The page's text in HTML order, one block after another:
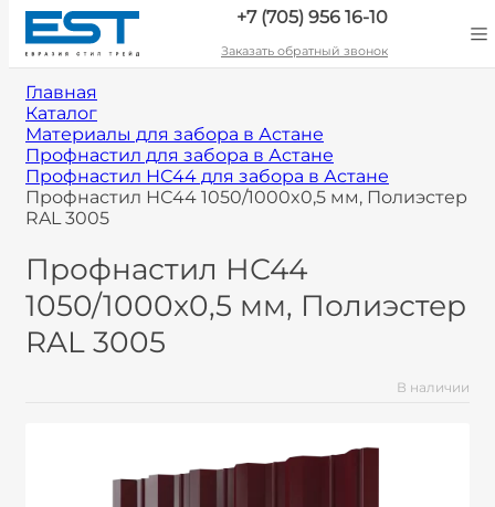
+7 (705) 956 16-10
Заказать обратный звонок
Главная
Каталог
Материалы для забора в Астане
Профнастил для забора в Астане
Профнастил НС44 для забора в Астане
Профнастил НС44 1050/1000x0,5 мм, Полиэстер
RAL 3005
Профнастил НС44
1050/1000x0,5 мм, Полиэстер
RAL 3005
В наличии